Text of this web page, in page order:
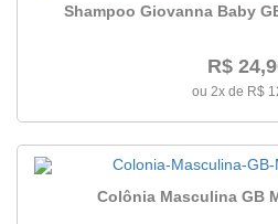
Shampoo Giovanna Baby
R$
ou 2x de R$
Colônia Masculina GB